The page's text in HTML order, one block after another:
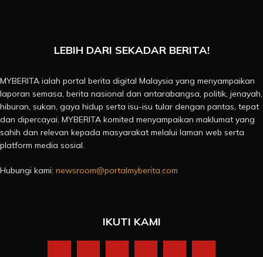
LEBIH DARI SEKADAR BERITA!
MYBERITA ialah portal berita digital Malaysia yang menyampaikan
laporan semasa, berita nasional dan antarabangsa, politik, jenayah,
hiburan, sukan, gaya hidup serta isu-isu tular dengan pantas, tepat
dan dipercayai. MYBERITA komited menyampaikan maklumat yang
sahih dan relevan kepada masyarakat melalui laman web serta
platform media sosial.
Hubungi kami: newsroom@portalmyberita.com
IKUTI KAMI